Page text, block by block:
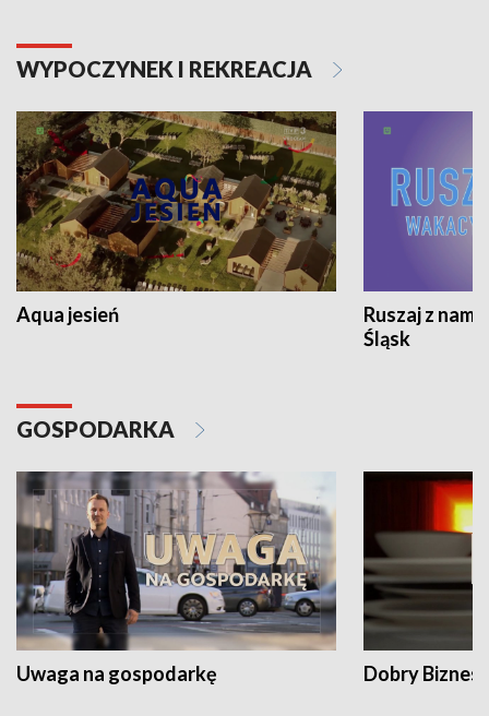
WYPOCZYNEK I REKREACJA
Aqua jesień
Ruszaj z
Śląsk
GOSPODARKA
Uwaga na gospodarkę Dobry Biznes